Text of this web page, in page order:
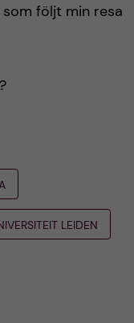
följt min resa
LEIDEN